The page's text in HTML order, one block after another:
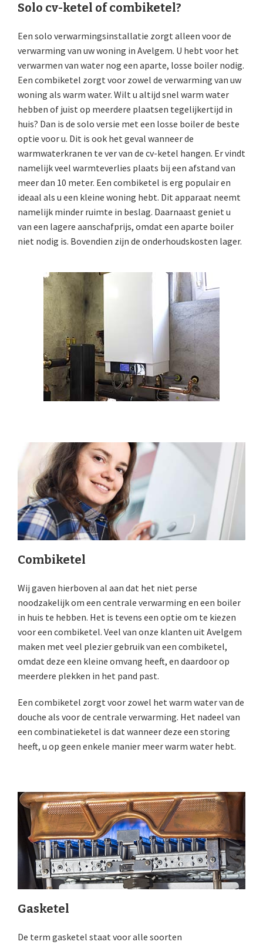
Solo cv-ketel of combiketel?
Een solo verwarmingsinstallatie zorgt alleen voor de
verwarming van uw woning in Avelgem. U hebt voor het
verwarmen van water nog een aparte, losse boiler nodig.
Een combiketel zorgt voor zowel de verwarming van uw
woning als warm water. Wilt u altijd snel warm water
hebben of juist op meerdere plaatsen tegelijkertijd in
huis? Dan is de solo versie met een losse boiler de beste
optie voor u. Dit is ook het geval wanneer de
warmwaterkranen te ver van de cv-ketel hangen. Er vindt
namelijk veel warmteverlies plaats bij een afstand van
meer dan 10 meter. Een combiketel is erg populair en
ideaal als u een kleine woning hebt. Dit apparaat neemt
namelijk minder ruimte in beslag. Daarnaast geniet u
van een lagere aanschafprijs, omdat een aparte boiler
niet nodig is. Bovendien zijn de onderhoudskosten lager.
Combiketel
Wij gaven hierboven al aan dat het niet perse
noodzakelijk om een centrale verwarming en een boiler
in huis te hebben. Het is tevens een optie om te kiezen
voor een combiketel. Veel van onze klanten uit Avelgem
maken met veel plezier gebruik van een combiketel,
omdat deze een kleine omvang heeft, en daardoor op
meerdere plekken in het pand past.
Een combiketel zorgt voor zowel het warm water van de
douche als voor de centrale verwarming. Het nadeel van
een combinatieketel is dat wanneer deze een storing
heeft, u op geen enkele manier meer warm water hebt.
Gasketel
De term gasketel staat voor alle soorten